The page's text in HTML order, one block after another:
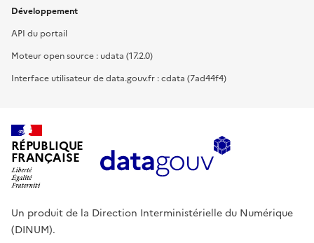
Développement
API du portail
Moteur open source : udata (17.2.0)
Interface utilisateur de data.gouv.fr : cdata (7ad44f4)
RÉPUBLIQUE
FRANÇAISE
Un produit de la Direction Interministérielle du Numérique
(DINUM).